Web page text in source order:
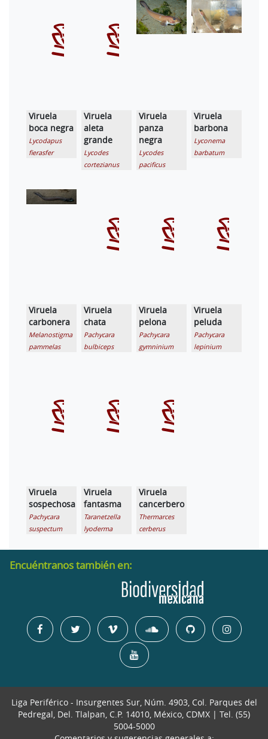
Viruela
boca negra
Lycodapus
fierasfer
Viruela
aleta
grande
Lycodes
cortezianus
Viruela
panza
negra
Lycodes
pacificus
Viruela
barbona
Lyconema
barbatum
Viruela
carbonera
Melanostigma
pammelas
Viruela
chata
Pachycara
bulbiceps
Viruela
pelona
Pachycara
gymninium
Viruela
peluda
Pachycara
lepinium
Viruela
sospechosa
Pachycara
suspectum
Viruela
fantasma
Taranetzella
lyoderma
Viruela
cancerbero
Thermarces
cerberus
Encuéntranos también en:
Liga Periférico - Insurgentes Sur, Núm. 4903, Col. Parques del
Pedregal, Del. Tlalpan, C.P. 14010, México, CDMX | Tel. (55)
5004-5000